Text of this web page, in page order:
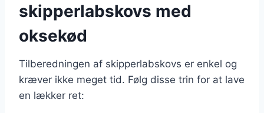
skipperlabskovs med
oksekød
Tilberedningen af skipperlabskovs er enkel og
kræver ikke meget tid. Følg disse trin for at lave
en lækker ret: